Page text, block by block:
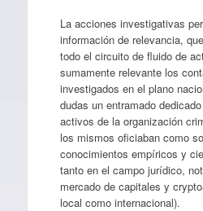
La acciones investigativas
información de relevancia,
todo el circuito de fluido de
sumamente relevante los
investigados en el plano
dudas un entramado
activos de la organización
los mismos oficiaban como
conocimientos empíricos y
tanto en el campo jurídico,
mercado de capitales y
local como internacional).